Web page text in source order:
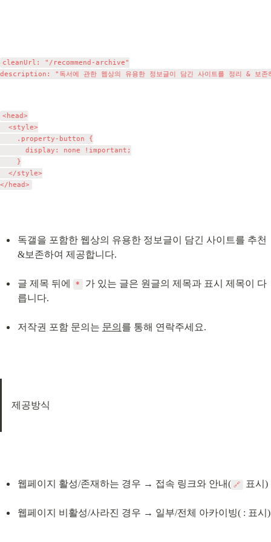
cleanUrl: "/recommend-archive"
<head>
  <style>
    .property-button {
      display: none !important;
    }
  </style>
독갤을 포함한 웹상의 유용한 정보글이 담긴 사이트를 추천
&보존하여 제공합니다.
글 제목 뒤에 *
가 있는 글은 원글의 제목과 표시 제목이 다
릅니다.
저작권 포함 문의는 문의 를 통해 연락주세요.
제공방식
웹페이지 활성/존재하는 경우 → 접속 링크와 안내( 🔗 표시)
웹페이지 비활성/사라진 경우 → 일부/전체 아카이빙( : 표시)